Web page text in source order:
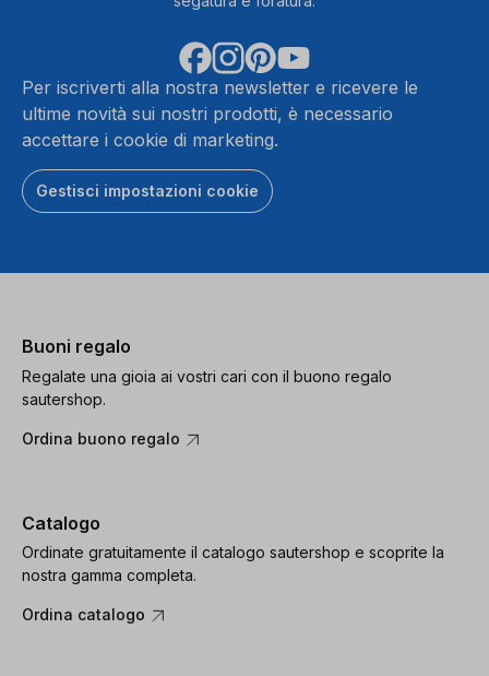
Per iscriverti alla nostra newsletter e ricevere le
ultime novità sui nostri prodotti, è necessario
accettare i cookie di marketing.
Gestisci impostazioni cookie
Buoni regalo
Regalate una gioia ai vostri cari con il buono regalo
sautershop.
Ordina buono regalo
Catalogo
Ordinate gratuitamente il catalogo sautershop e scoprite la
nostra gamma completa.
Ordina catalogo